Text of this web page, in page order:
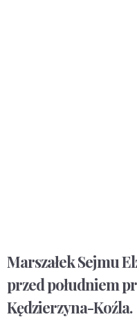
Marszałek Sejmu
przed południem
Kędzierzyna-Koźla.